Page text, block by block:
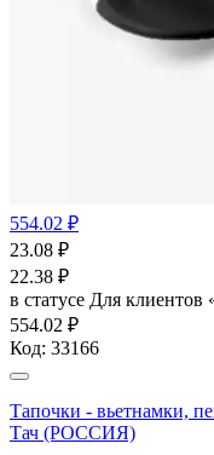
554.02 ₽
23.08 ₽
22.38 ₽
в статусе Для клиентов
554.02 ₽
Код: 33166
Тапочки - вьетнамки,
Тач (РОССИЯ)